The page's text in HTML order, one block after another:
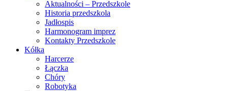
Aktualności – Przedszkole
Historia przedszkola
Jadłospis
Harmonogram imprez
Kontakty Przedszkole
Kółka
Harcerze
Łączka
Chóry
Robotyka